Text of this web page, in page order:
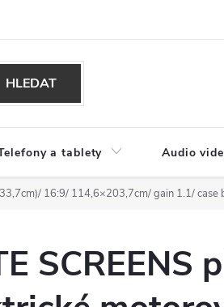
HLEDAT
a tablety Audio
16:9/ 114,6×203,7cm/ gain 1.1/
SCREENS